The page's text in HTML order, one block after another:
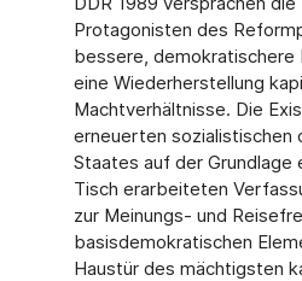
Protagonisten des
bessere, demokratischere
eine Wiederherstellung
Machtverhältnisse. Die
erneuerten sozialistischen
Staates auf der Grundlage
Tisch erarbeiteten
zur Meinungs- und
basisdemokratischen
Haustür des mächtigsten